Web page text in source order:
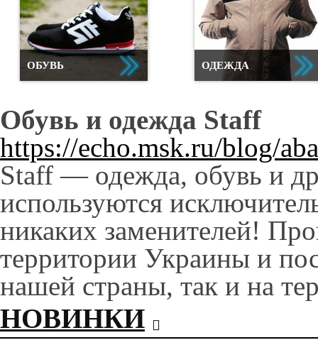
ОБУВЬ ОДЕЖДА
Обувь и одежда Staff
https://echo.msk.ru/blog/
Staff — одежда, обувь и
используются
никаких заменителей!
территории Украины и
нашей страны, так и на
НОВИНКИ